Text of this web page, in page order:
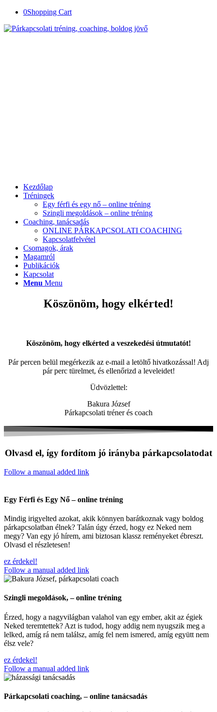
0Shopping Cart
Kezdőlap
Tréningek
Egy férfi és egy nő – online tréning
Szingli megoldások – online tréning
Coaching, tanácsadás
ONLINE PÁRKAPCSOLATI COACHING
Kapcsolatfelvétel
Csomagok, árak
Magamról
Publikációk
Kapcsolat
Menu Menu
Köszönöm, hogy elkérted!
Köszönöm, hogy elkérted a veszekedési útmutatót!
Pár percen belül megérkezik az e-mail a letöltő hivatkozással! Adj
pár perc türelmet, és ellenőrizd a leveleidet!
Üdvözlettel:
Bakura József
Párkapcsolati tréner és coach
Olvasd el, így fordítom jó irányba párkapcsolatodat
Follow a manual added link
Egy Férfi és Egy Nő – online tréning
Mindig irigyelted azokat, akik könnyen barátkoznak vagy boldog
párkapcsolatban élnek? Talán úgy érzed, hogy ez Neked nem
megy? Van egy jó hírem, ami biztosan klassz reményeket ébreszt.
Olvasd el részletesen!
ez érdekel!
Follow a manual added link
Szingli megoldások, – online tréning
Érzed, hogy a nagyvilágban valahol van egy ember, akit az égiek
Neked teremtettek? Azt is tudod, hogy addig nem nyugszik meg a
lelked, amíg rá nem találsz, amíg fel nem ismered, amíg együtt nem
élsz vele?
ez érdekel!
Follow a manual added link
Párkapcsolati coaching, – online tanácsadás